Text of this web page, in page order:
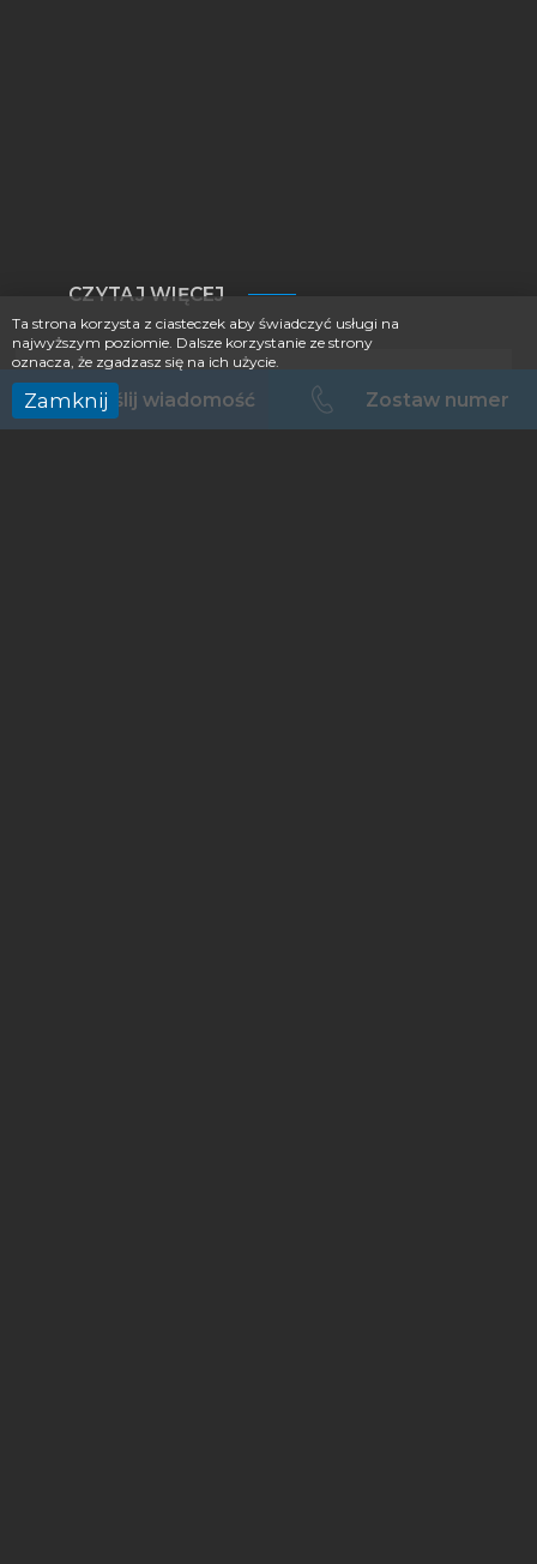
CZYTAJ WIĘCEJ
TaxiWyślij wiadomość Zostaw numer
Ta strona korzysta z ciasteczek aby świadczyć usługi na
najwyższym poziomie. Dalsze korzystanie ze strony
oznacza, że zgadzasz się na ich użycie.
Zamknij